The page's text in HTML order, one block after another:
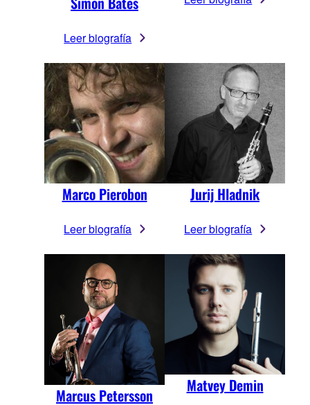
Leer biografía
Marco Pierobon
Leer biografía
Jurij Hladnik
Leer biografía
Marcus Petersson
Matvey Demin